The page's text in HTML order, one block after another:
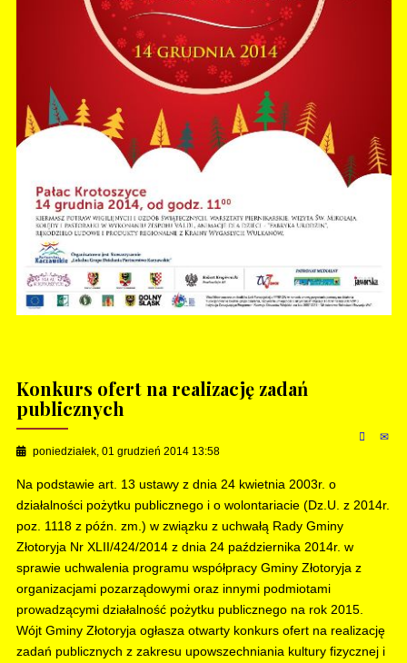
Konkurs ofert na realizację zadań
publicznych
poniedziałek, 01 grudzień 2014 13:58
Na podstawie art. 13 ustawy z dnia 24 kwietnia 2003r. o
działalności pożytku publicznego i o wolontariacie (Dz.U. z 2014r.
poz. 1118 z późn. zm.) w związku z uchwałą Rady Gminy
Złotoryja Nr XLII/424/2014 z dnia 24 października 2014r. w
sprawie uchwalenia programu współpracy Gminy Złotoryja z
organizacjami pozarządowymi oraz innymi podmiotami
prowadzącymi działalność pożytku publicznego na rok 2015.
Wójt Gminy Złotoryja ogłasza otwarty konkurs ofert na realizację
zadań publicznych z zakresu upowszechniania kultury fizycznej i